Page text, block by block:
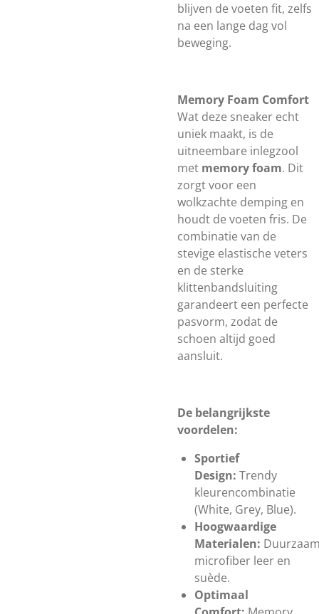
blijven de voeten fit, zelfs
na een lange dag vol
beweging.
Memory Foam Comfort
Wat deze sneaker echt
uniek maakt, is de
uitneembare inlegzool
met memory foam. Dit
zorgt voor een
wolkzachte demping en
houdt de voeten fris. De
combinatie van de
stevige elastische veters
en de sterke
klittenbandsluiting
garandeert een perfecte
pasvorm, zodat de
schoen altijd goed
aansluit.
De belangrijkste
voordelen:
Sportief
Design: Trendy
kleurencombinatie
(White, Grey, Blue).
Hoogwaardige
Materialen:
microfiber leer en
suède.
Optimaal